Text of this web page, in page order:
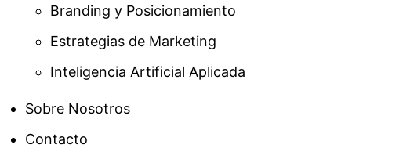
Branding y Posicionamiento
Estrategias de Marketing
Inteligencia Artificial Aplicada
Sobre Nosotros
Contacto